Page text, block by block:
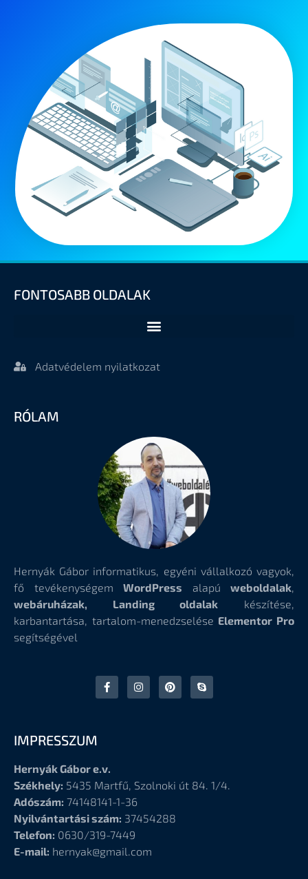
FONTOSABB OLDALAK
Adatvédelem nyilatkozat
RÓLAM
Hernyák Gábor informatikus, egyéni vállalkozó vagyok,
fő tevékenységem WordPress alapú weboldalak,
webáruházak, Landing oldalak készítése,
karbantartása, tartalom-menedzselése Elementor Pro
segítségével
IMPRESSZUM
Hernyák Gábor e.v.
Székhely: 5435 Martfű, Szolnoki út 84. 1/4.
Adószám: 74148141-1-36
Nyilvántartási szám: 37454288
Telefon: 0630/319-7449
E-mail: hernyak@gmail.com